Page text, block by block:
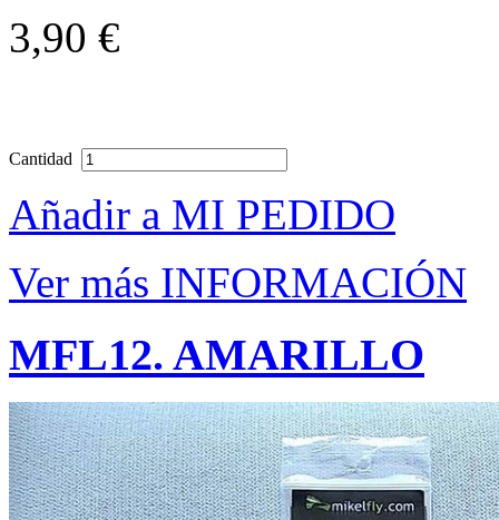
3,90 €
Cantidad
Añadir a MI PEDIDO
Ver más INFORMACIÓN
MFL12. AMARILLO